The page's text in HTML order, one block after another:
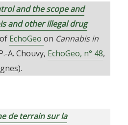
and the scope and
and other illegal drug
EchoGeo on Cannabis in
A. Chouvy, EchoGeo, n° 48,
de terrain sur la